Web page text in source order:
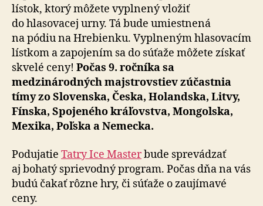
lístok, ktorý môžete vyplnený vložiť
do hlasovacej urny. Tá bude umiestnená
na pódiu na Hrebienku. Vyplneným hlasovacím
lístkom a zapojením sa do súťaže môžete získať
skvelé ceny! Počas 9. ročníka sa
medzinárodných majstrovstiev zúčastnia
tímy zo Slovenska, Česka, Holandska, Litvy,
Fínska, Spojeného kráľovstva, Mongolska,
Mexika, Poľska a Nemecka.
Podujatie Tatry Ice Masterbude sprevádzať
aj bohatý sprievodný program. Počas dňa na vás
budú čakať rôzne hry, či súťaže o zaujímavé
ceny.